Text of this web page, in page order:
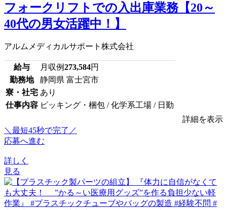
フォークリフトでの入出庫業務【20～
40代の男女活躍中！】
アルムメディカルサポート株式会社
給与 月収例273,584円
勤務地
静岡県 富士宮市
寮・社宅 あり
仕事内容 ピッキング・梱包 / 化学系工場 / 日勤
詳細を表示
＼最短45秒で完了／
応募へ進む
詳しく
見る